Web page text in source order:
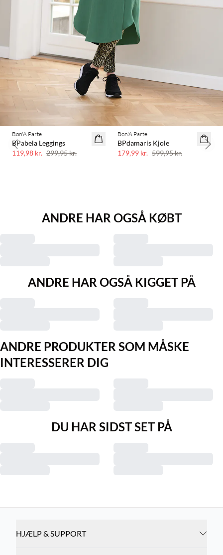
60% rabat
Bon'A Parte
BPabela Leggings
119,98 kr. 299,95 kr.
70% rabat
Bon'A Parte
BPdamaris Kjole
179,99 kr. 599,95 kr.
Previous slide Next
ANDRE HAR OGSÅ KØBT
ANDRE HAR OGSÅ KIGGET PÅ
ANDRE PRODUKTER SOM MÅSKE
INTERESSERER DIG
DU HAR SIDST SET PÅ
HJÆLP & SUPPORT